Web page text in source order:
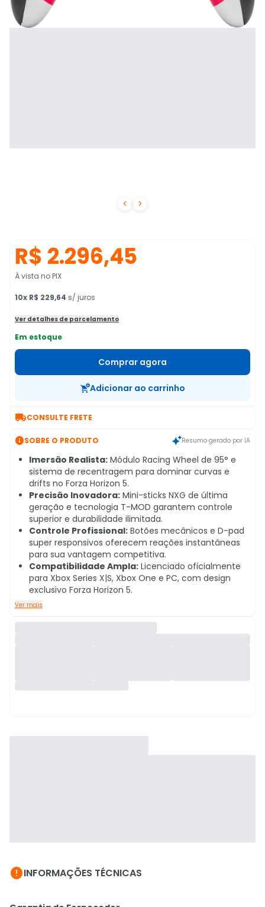
 
R$ 2.296,45
À vista no PIX
10x R$ 229,64 s/ juros
Ver detalhes de parcelamento
Em estoque
Comprar agora
Adicionar ao carrinho
CONSULTE FRETE
SOBRE O PRODUTO Resumo gerado por IA
Imersão Realista: Módulo Racing Wheel de 95° e
sistema de recentragem para dominar curvas e
drifts no Forza Horizon 5.
Precisão Inovadora: Mini-sticks NXG de última
geração e tecnologia T-MOD garantem controle
superior e durabilidade ilimitada.
Controle Profissional: Botões mecânicos e D-pad
super responsivos oferecem reações instantâneas
para sua vantagem competitiva.
Compatibilidade Ampla: Licenciado oficialmente
para Xbox Series X|S, Xbox One e PC, com design
exclusivo Forza Horizon 5.
Ver mais
INFORMAÇÕES TÉCNICAS